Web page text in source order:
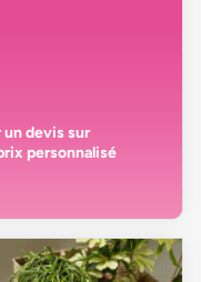
un devissur
personnalisé